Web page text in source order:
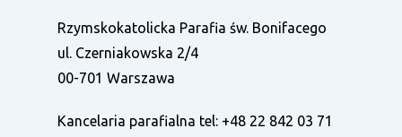
Rzymskokatolicka Parafia św. Bonifacego
ul. Czerniakowska 2/4
00-701 Warszawa
Kancelaria parafialna tel: +48 22 842 03 71